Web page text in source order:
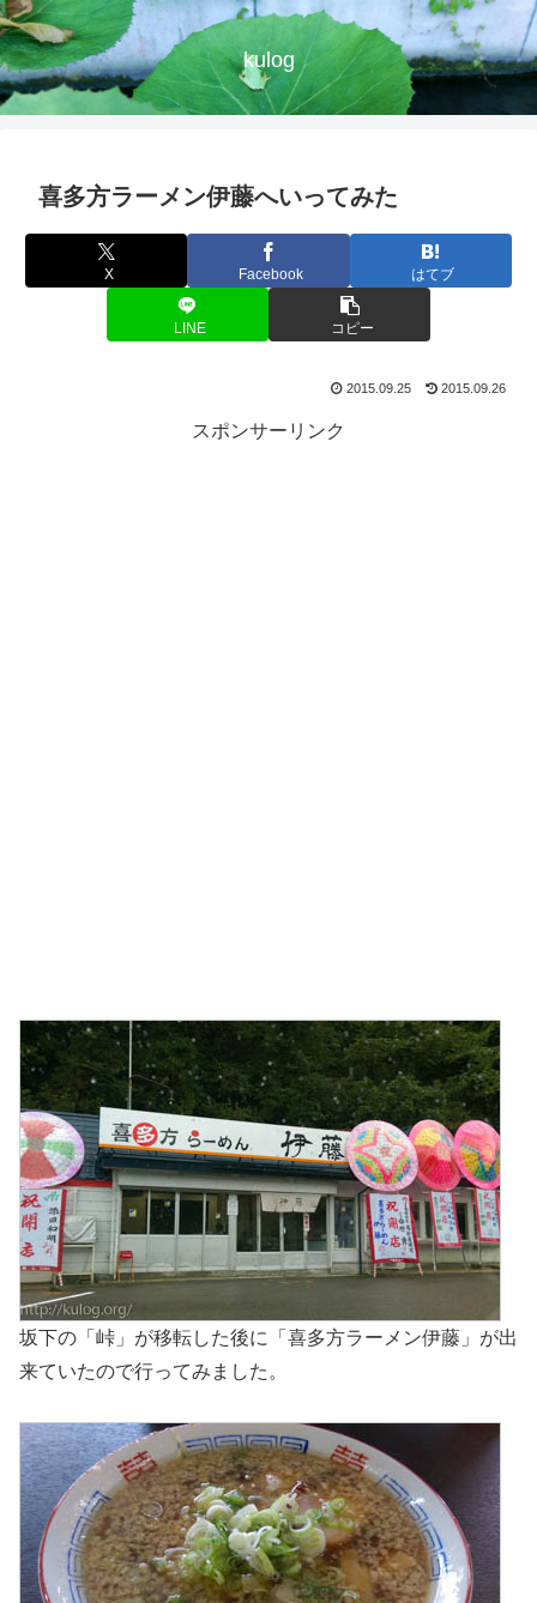
kulog
喜多方ラーメン伊藤へいってみた
X Facebook はてブ
LINE コピー
2015.09.25 2015.09.26
スポンサーリンク
坂下の「峠」が移転した後に「喜多方ラーメン伊藤」が出
来ていたので行ってみました。